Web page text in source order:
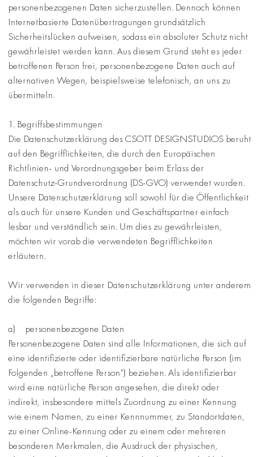
personenbezogenen Daten sicherzustellen. Dennoch können
Internetbasierte Datenübertragungen grundsätzlich
Sicherheitslücken aufweisen, sodass ein absoluter Schutz nicht
gewährleistet werden kann. Aus diesem Grund steht es jeder
betroffenen Person frei, personenbezogene Daten auch auf
alternativen Wegen, beispielsweise telefonisch, an uns zu
übermitteln.
1. Begriffsbestimmungen
Die Datenschutzerklärung des CSOTT DESIGNSTUDIOS beruht
auf den Begrifflichkeiten, die durch den Europäischen
Richtlinien- und Verordnungsgeber beim Erlass der
Datenschutz-Grundverordnung (DS-GVO) verwendet wurden.
Unsere Datenschutzerklärung soll sowohl für die Öffentlichkeit
als auch für unsere Kunden und Geschäftspartner einfach
lesbar und verständlich sein. Um dies zu gewährleisten,
möchten wir vorab die verwendeten Begrifflichkeiten
erläutern.
Wir verwenden in dieser Datenschutzerklärung unter anderem
die folgenden Begriffe:
a) personenbezogene Daten
Personenbezogene Daten sind alle Informationen, die sich auf
eine identifizierte oder identifizierbare natürliche Person (im
Folgenden „betroffene Person“) beziehen. Als identifizierbar
wird eine natürliche Person angesehen, die direkt oder
indirekt, insbesondere mittels Zuordnung zu einer Kennung
wie einem Namen, zu einer Kennnummer, zu Standortdaten,
zu einer Online-Kennung oder zu einem oder mehreren
besonderen Merkmalen, die Ausdruck der physischen,